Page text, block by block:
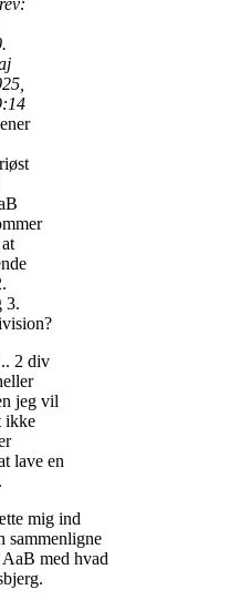
3.
2 div
jeg vil
ikke
lave en
mig ind
sammenligne
med hvad